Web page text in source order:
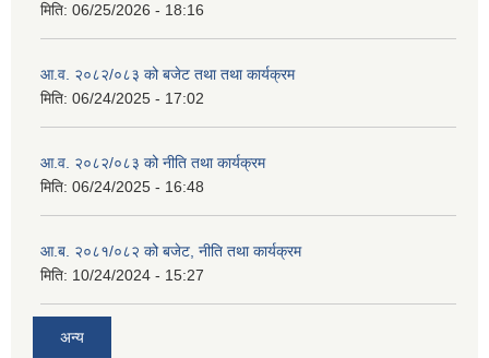
मिति: 06/25/2026 - 18:16
आ.व. २०८२/०८३ को बजेट तथा तथा कार्यक्रम
मिति: 06/24/2025 - 17:02
आ.व. २०८२/०८३ को नीति तथा कार्यक्रम
मिति: 06/24/2025 - 16:48
आ.ब. २०८१/०८२ को बजेट, नीति तथा कार्यक्रम
मिति: 10/24/2024 - 15:27
अन्य